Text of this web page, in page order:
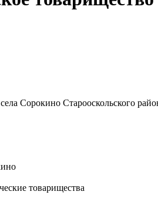
Сорокино Старооскольского
товарищества